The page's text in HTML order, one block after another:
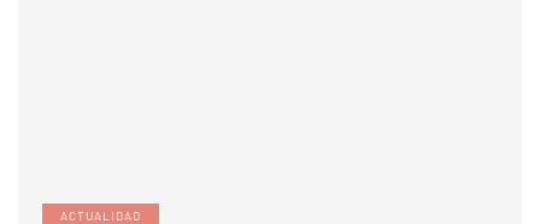
ACTUALIDAD